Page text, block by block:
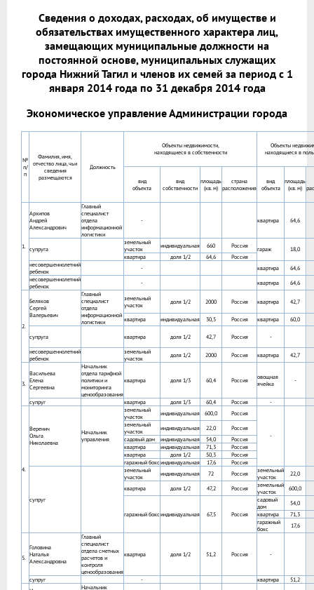
Сведения о доходах, расходах, об имуществе и
обязательствах имущественного характера лиц,
замещающих муниципальные должности на
постоянной основе, муниципальных служащих
города Нижний Тагил и членов их семей за период с 1
января 2014 года по 31 декабря 2014 года
Экономическое управление Администрации города
№
п/
п
Фамилия, имя,
отчество лица, чьи
сведения
размещаются
Должность
Объекты недвижимости,
находящиеся в собственности
Объекты
находящиеся в
вид
объекта
вид
собственности
площадь
(кв. м)
страна
расположения
вид
объекта
площадь
(кв. м)
1.
Архипов
Андрей
Александрович
Главный
специалист
отдела
информационной
логистики
- квартира 64,6
супруга
земельный
участок
индивидуальная 660 Россия гараж
18,0
квартира
доля 1/2 64,6
Россия
несовершеннолетний
ребенок
- квартира
64,6
несовершеннолетний
ребенок
- квартира 64,6
2.
Беляков
Сергей
Валерьевич
Главный
специалист
отдела
информационной
логистики
земельный
участок
доля 1/2 2000 Россия квартира 42,7
квартира индивидуальная 30,5 Россия квартира 60,0
супруга квартира доля 1/2 42,7 Россия -
несовершеннолетний
ребенок
земельный
участок
доля 1/2 2000 Россия квартира 42,7
3.
Васильева
Елена
Сергеевна
Начальник
отдела тарифной
политики и
мониторинга
ценообразования
квартира доля 1/3 60,4 Россия
овощная
ячейка
-
супруг квартира доля 1/3 60,4 Россия -
4.
Веренич
Ольга
Николаевна
Начальник
управления
земельный
участок
индивидуальная 600,0 Россия
-
земельный
участок
индивидуальная 22,0
Россия
садовый дом
индивидуальная 54,0
Россия
квартира
индивидуальная 71,3
Россия
квартира
доля 1/2 50,3
Россия
гаражный боксиндивидуальная 17,6 Россия
супруг
земельный
участок
индивидуальная 72 Россия
земельный
участок
22,0
квартира доля 1/2 47,2 Россия
земельный
участок
600,0
гаражный боксиндивидуальная 67,5 Россия
садовый
дом
54,0
квартира
71,3
гаражный
бокс
17,6
5.
Головина
Наталья
Александровна
Главный
специалист
отдела сметных
расчетов и
контроля
ценообразования
квартира доля 1/2 51,2 Россия -
супруг - квартира
51,2
Начальник